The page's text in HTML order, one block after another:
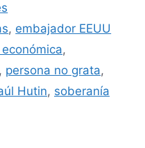
, embajador EEUU
,
, persona no grata,
Hutin, soberanía